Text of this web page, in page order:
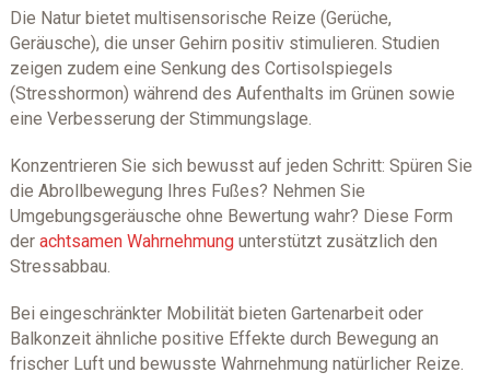
Die Natur bietet multisensorische Reize (Gerüche,
Geräusche), die unser Gehirn positiv stimulieren. Studien
zeigen zudem eine Senkung des Cortisolspiegels
(Stresshormon) während des Aufenthalts im Grünen sowie
eine Verbesserung der Stimmungslage.
Konzentrieren Sie sich bewusst auf jeden Schritt: Spüren Sie
die Abrollbewegung Ihres Fußes? Nehmen Sie
Umgebungsgeräusche ohne Bewertung wahr? Diese Form
der achtsamen Wahrnehmungunterstützt zusätzlich den
Stressabbau.
Bei eingeschränkter Mobilität bieten Gartenarbeit oder
Balkonzeit ähnliche positive Effekte durch Bewegung an
frischer Luft und bewusste Wahrnehmung natürlicher Reize.